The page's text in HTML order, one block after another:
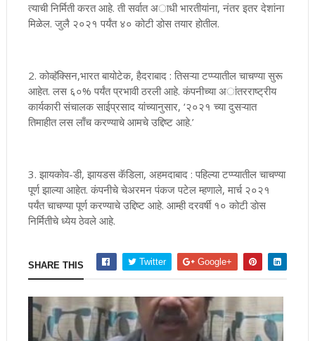
त्याची निर्मिती करत आहे. ती सर्वात अाधी भारतीयांना, नंतर इतर देशांना
मिळेल. जुलै २०२१ पर्यंत ४० कोटी डोस तयार होतील.
2. कोव्हॅक्सिन,भारत बायोटेक, हैदराबाद : तिसऱ्या टप्प्यातील चाचण्या सुरू
आहेत. लस ६०% पर्यंत प्रभावी ठरली आहे. कंपनीच्या अांतरराष्ट्रीय
कार्यकारी संचालक साईप्रसाद यांच्यानुसार, ‘२०२१ च्या दुसऱ्यात
तिमाहीत लस लाँच करण्याचे आमचे उद्दिष्ट आहे.’
3. झायकोव-डी, झायडस कॅडिला, अहमदाबाद : पहिल्या टप्प्यातील चाचण्या
पूर्ण झाल्या आहेत. कंपनीचे चेअरमन पंकज पटेल म्हणाले, मार्च २०२१
पर्यंत चाचण्या पूर्ण करण्याचे उद्दिष्ट आहे. आम्ही दरवर्षी १० कोटी डाेस
निर्मितीचे ध्येय ठेवले आहे.
SHARE THIS Twitter Google+